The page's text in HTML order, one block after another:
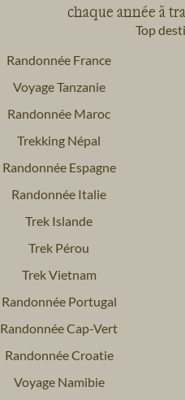
chaque année à
Top
Randonnée France
Voyage Tanzanie
Randonnée Maroc
Trekking Népal
Randonnée Espagne
Randonnée Italie
Trek Islande
Trek Pérou
Trek Vietnam
Randonnée Portugal
Randonnée Cap-Vert
Randonnée Croatie
Voyage Namibie